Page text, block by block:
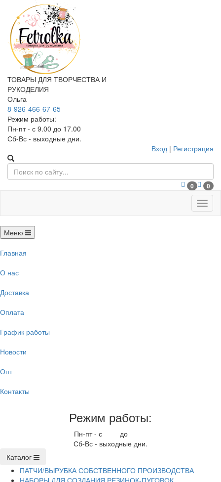
ТОВАРЫ ДЛЯ ТВОРЧЕСТВА И
РУКОДЕЛИЯ
Ольга
8-926-466-67-65
Режим работы:
Пн-пт - с 9.00 до 17.00
Сб-Вс - выходные дни.
Вход | Регистрация
0
0
Меню
Меню
Главная
О нас
Доставка
Оплата
График работы
Новости
Опт
Контакты
Режим работы:
Пн-пт - с до
Сб-Вс - выходные дни.
Каталог
ПАТЧИ/ВЫРУБКА СОБСТВЕННОГО ПРОИЗВОДСТВА
НАБОРЫ ДЛЯ СОЗДАНИЯ РЕЗИНОК-ПУГОВОК